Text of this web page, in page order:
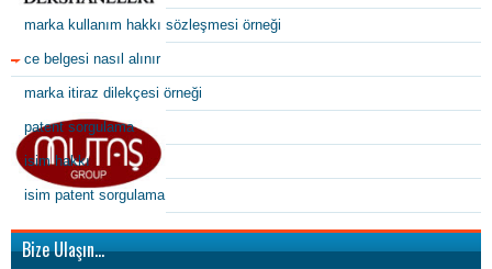
marka kullanım hakkı sözleşmesi örneği
ce belgesi nasıl alınır
marka itiraz dilekçesi örneği
patent sorgulama
isim hakkı
isim patent sorgulama
Bize Ulaşın…